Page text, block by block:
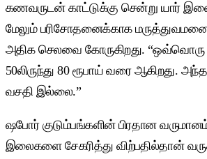
கணவருடன் காட்டுக்கு சென்று யார்
மேலும் பரிசோதனைக்காக
அதிக செலவை கோருகிறது. “ஒவ்வொரு
50லிருந்து 80 ரூபாய் வரை ஆகிறது.
வசதி இல்லை.”
ஷபோர் குடும்பங்களின் பிரதான வருமானம்
இலைகளை சேகரித்து விற்பதில்தான்